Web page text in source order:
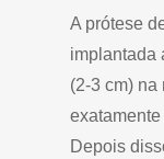
A prótese
implantada
(2-3 cm) na
Depois